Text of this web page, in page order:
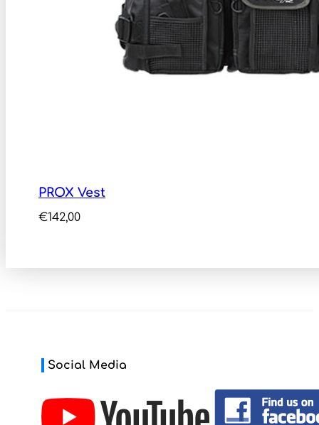
PROX Vest
€142,00
Social Media